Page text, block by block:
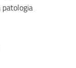
patologia